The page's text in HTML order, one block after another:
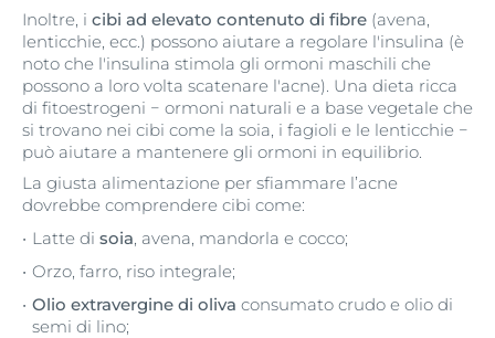
Inoltre, i cibi ad elevato contenuto di fibre (avena,
lenticchie, ecc.) possono aiutare a regolare l'insulina (è
noto che l'insulina stimola gli ormoni maschili che
possono a loro volta scatenare l'acne). Una dieta ricca
di fitoestrogeni − ormoni naturali e a base vegetale che
si trovano nei cibi come la soia, i fagioli e le lenticchie −
può aiutare a mantenere gli ormoni in equilibrio.
La giusta alimentazione per sfiammare l’acne
dovrebbe comprendere cibi come:
Latte di soia, avena, mandorla e cocco;
Orzo, farro, riso integrale;
Olio extravergine di oliva consumato crudo e olio di
semi di lino;